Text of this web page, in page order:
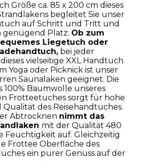
Größe ca. 85 x 200 cm dieses
begleitet Sie unser
auf Schritt und Tritt und
Platz. Ob zum
Liegetuch oder
bei jeder
vielseitige XXL Handtuch
Yoga oder Picknick ist unser
Saunalaken geeignet. Die
100% Baumwolle unseres
Frotteetuches sorgt für hohe
des Reisehandtuches.
Abtrocknen nimmt das
mit der Qualität 480
Feuchtigkeit auf. Gleichzeitig
Frottee Oberfläche des
ein purer Genuss auf der